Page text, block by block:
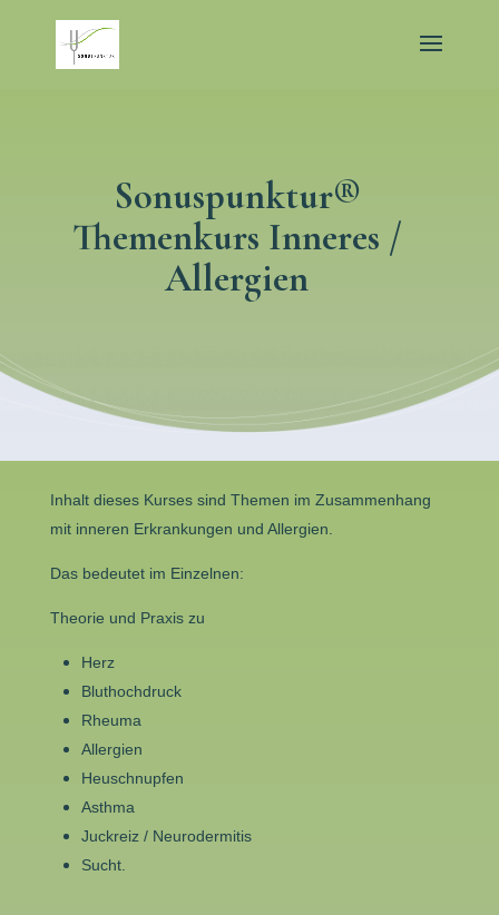
Sonuspunktur®
Themenkurs Inneres /
Allergien
Inhalt dieses Kurses sind Themen im Zusammenhang
mit inneren Erkrankungen und Allergien.
Das bedeutet im Einzelnen:
Theorie und Praxis zu
Herz
Bluthochdruck
Rheuma
Allergien
Heuschnupfen
Asthma
Juckreiz / Neurodermitis
Sucht.